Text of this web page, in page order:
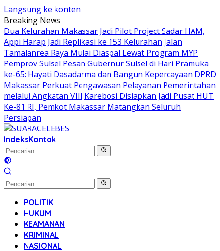
Langsung ke konten
Breaking News
Dua Kelurahan Makassar Jadi Pilot Project Sadar HAM,
Appi Harap Jadi Replikasi ke 153 Kelurahan Jalan
Tamalanrea Raya Mulai Diaspal Lewat Program MYP
Pemprov Sulsel Pesan Gubernur Sulsel di Hari Pramuka
ke-65: Hayati Dasadarma dan Bangun Kepercayaan DPRD
Makassar Perkuat Pengawasan Pelayanan Pemerintahan
melalui Angkatan VIII Karebosi Disiapkan Jadi Pusat HUT
Ke-81 RI, Pemkot Makassar Matangkan Seluruh
Persiapan
IndeksKontak
POLITIK
HUKUM
KEAMANAN
KRIMINAL
NASIONAL